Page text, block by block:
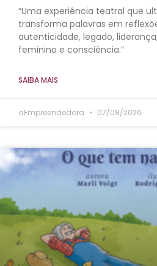
“Uma experiência teatral que
transforma palavras em
autenticidade, legado,
feminino e consciência.”
SAIBA MAIS
aEmpreendedora 07/08/2026